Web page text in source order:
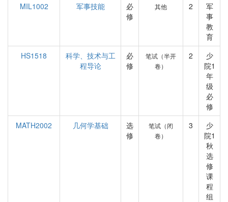
MIL1002
军事技能
必
修
其他 2
军
事
教
育
HS1518
科学、技术与工
程导论
必
修
笔试（半开
卷）
2
少
院1
年
级
必
修
MATH2002
几何学基础
选
修
笔试（闭
卷）
3
少
院1
秋
选
修
课
程
组